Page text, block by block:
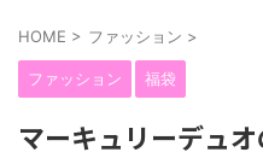
HOME > ファッション >
ファッション 福袋
マーキュリーデュ